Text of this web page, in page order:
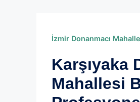
İzmir Donanmacı
Karşıyaka
Mahallesi